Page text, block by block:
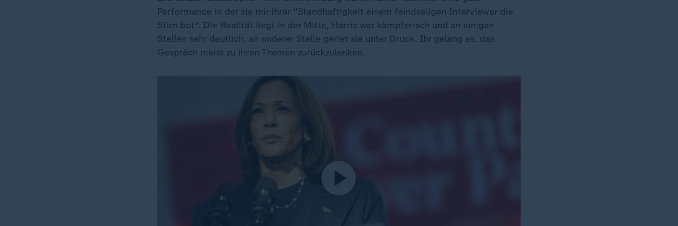
Performance in der sie mir ihrer "Standhaftigkeit einem feindseligen Interviewer die
Stirn bot". Die Realität liegt in der Mitte, Harris war kämpferisch und an einigen
Stellen sehr deutlich, an anderer Stelle geriet sie unter Druck. Ihr gelang es, das
Gespräch meist zu ihren Themen zurückzulenken.